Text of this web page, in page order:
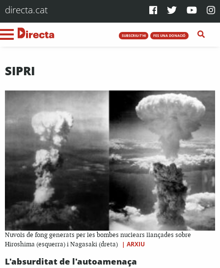
directa.cat
SUBSCRIU-T'HI FES UNA DONACIÓ
SIPRI
Nuvols de fong generats per les bombes nuclears llançades sobre
Hiroshima (esquerra) i Nagasaki (dreta)
| ARXIU
L'absurditat de l'autoamenaça